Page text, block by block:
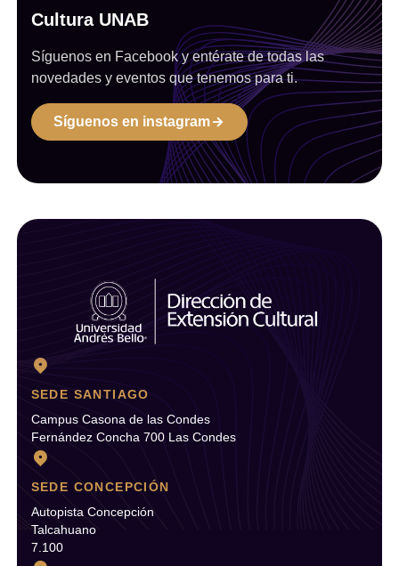
Cultura UNAB
Síguenos en Facebook y entérate de todas las
novedades y eventos que tenemos para ti.
Síguenos en instagram
SEDE SANTIAGO
Campus Casona de las Condes
Fernández Concha 700 Las Condes
SEDE CONCEPCIÓN
Autopista Concepción
Talcahuano
7.100